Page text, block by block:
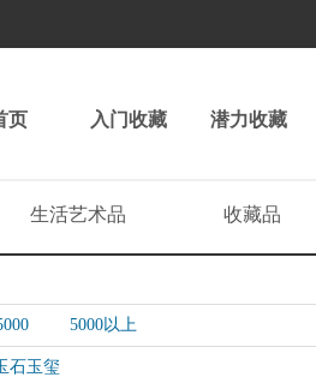
页 入门收藏 潜力收藏
生活艺术品 收藏品
5000以上
石玉玺